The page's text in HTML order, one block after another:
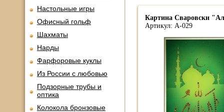
Настольные игры
Офисный гольф
Шахматы
Нарды
Фарфоровые куклы
Из России с любовью
Подзорные трубы и
оптика
Колокола бронзовые
Картина Сваровски
Артикул: А-029